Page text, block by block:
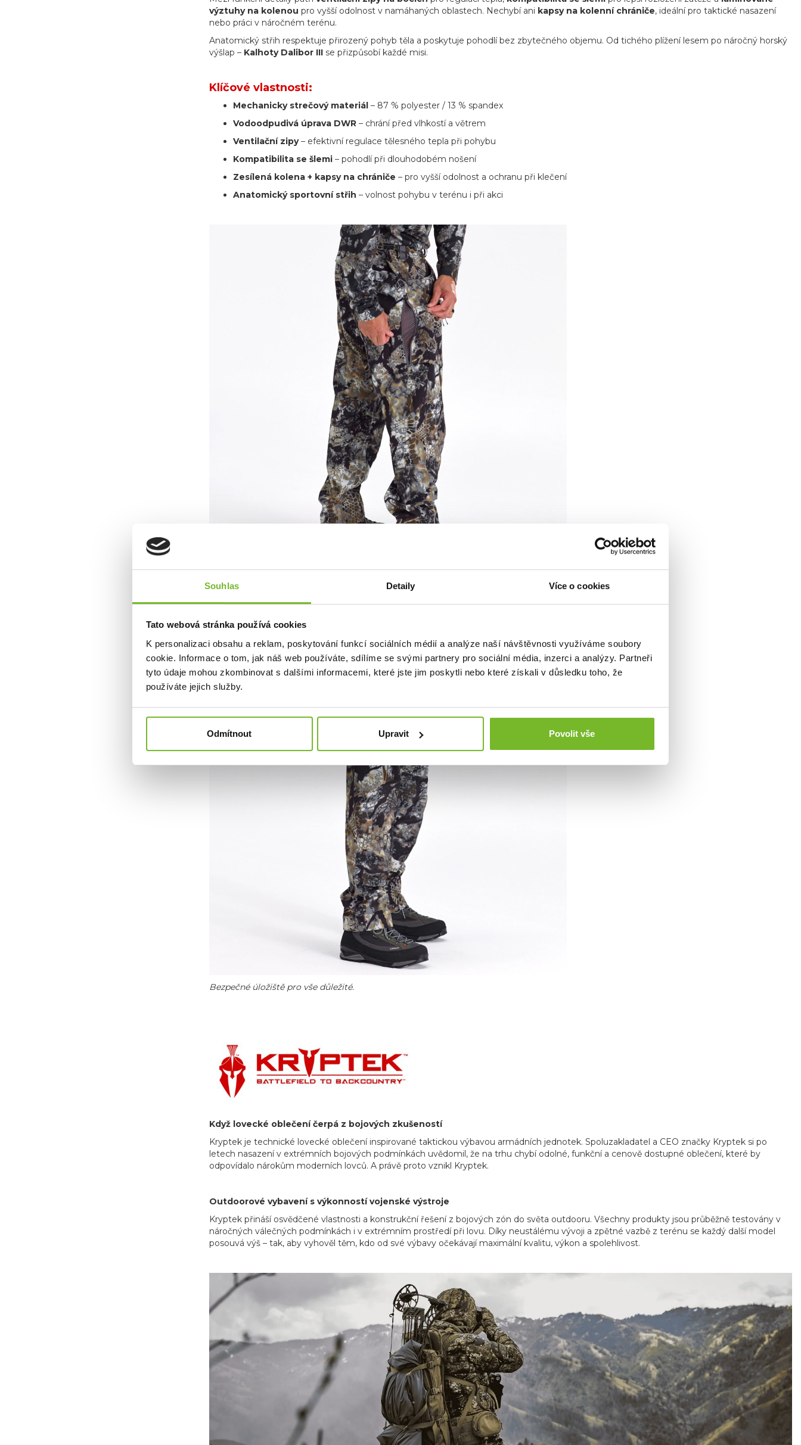
Souhlas Detaily Více o cookies
Tato webová stránka používá cookies
K personalizaci obsahu a reklam, poskytování funkcí sociálních médií a analýze naší návštěvnosti využíváme soubory
cookie. Informace o tom, jak náš web používáte, sdílíme se svými partnery pro sociální média, inzerci a analýzy. Partneři
tyto údaje mohou zkombinovat s dalšími informacemi, které jste jim poskytli nebo které získali v důsledku toho, že
používáte jejich služby.
Odmítnout Upravit Povolit vše
výztuhy na kolenou pro vyšší odolnost v namáhaných oblastech. Nechybí ani kapsy na kolenní chrániče, ideální pro taktické nasazení
nebo práci v náročném terénu.
Anatomický střih respektuje přirozený pohyb těla a poskytuje pohodlí bez zbytečného objemu. Od tichého plížení lesem po náročný horský
výšlap – Kalhoty Dalibor III se přizpůsobí každé misi.
Klíčové vlastnosti:
Mechanicky strečový materiál – 87 % polyester / 13 % spandex
Vodoodpudivá úprava DWR – chrání před vlhkostí a větrem
Ventilační zipy– efektivní regulace tělesného tepla při pohybu
Kompatibilita se šlemi – pohodlí při dlouhodobém nošení
Zesílená kolena + kapsy na chrániče – pro vyšší odolnost a ochranu při klečení
Anatomický sportovní střih – volnost pohybu v terénu i při akci
Ventilační zipy pro efektivní regulaci tělesného tepla při pohybu.
Bezpečné úložiště pro vše důležité.
Když lovecké oblečení čerpá z bojových zkušeností
Kryptek je technické lovecké oblečení inspirované taktickou výbavou armádních jednotek. Spoluzakladatel a CEO značky Kryptek si po
letech nasazení v extrémních bojových podmínkách uvědomil, že na trhu chybí odolné, funkční a cenově dostupné oblečení, které by
odpovídalo nárokům moderních lovců. A právě proto vznikl Kryptek.
Outdoorové vybavení s výkonností vojenské výstroje
Kryptek přináší osvědčené vlastnosti a konstrukční řešení z bojových zón do světa outdooru. Všechny produkty jsou průběžně testovány v
náročných válečných podmínkách i v extrémním prostředí při lovu. Díky neustálému vývoji a zpětné vazbě z terénu se každý další model
posouvá výš – tak, aby vyhověl těm, kdo od své výbavy očekávají maximální kvalitu, výkon a spolehlivost.